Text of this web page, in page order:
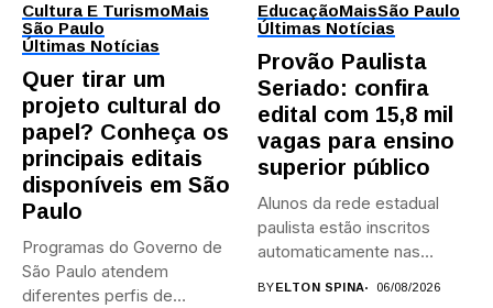
Cultura E TurismoMais
São Paulo
Últimas Notícias
Quer tirar um
projeto cultural do
papel? Conheça os
principais editais
disponíveis em São
Paulo
Programas do Governo de
São Paulo atendem
diferentes perfis de
EducaçãoMaisSão Paulo
Últimas Notícias
Provão Paulista
Seriado: confira
edital com 15,8 mil
vagas para ensino
superior público
Alunos da rede estadual
paulista estão inscritos
automaticamente nas
BY ELTON SPINA 06/08/2026